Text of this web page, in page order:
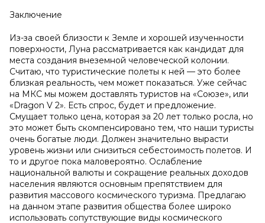
Заключение
Из-за своей близости к Земле и хорошей изученности
поверхности, Луна рассматривается как кандидат для
места создания внеземной человеческой колонии.
Считаю, что туристические полеты к ней — это более
близкая реальность, чем может показаться. Уже сейчас
на МКС мы можем доставлять туристов на «Союзе», или
«Dragon V 2». Есть спрос, будет и предложение.
Смущает только цена, которая за 20 лет только росла, но
это может быть скомпенсировано тем, что наши туристы
очень богатые люди. Должен значительно вырасти
уровень жизни или снизиться себестоимость полетов. И
то и другое пока маловероятно. Ослабление
национальной валюты и сокращение реальных доходов
населения являются основным препятствием для
развития массового космического туризма. Предлагаю
на данном этапе развития общества более широко
использовать сопутствующие виды космического